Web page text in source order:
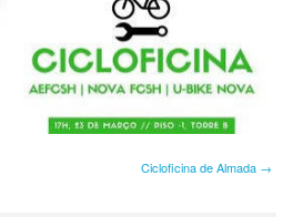
Cicloficina de Almada →